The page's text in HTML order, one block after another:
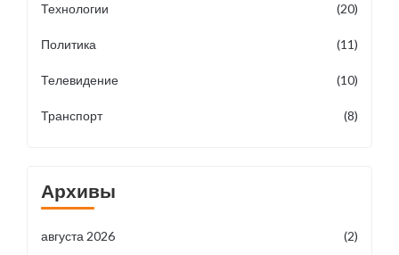
Технологии (20)
Политика (11)
Телевидение (10)
Транспорт (8)
Архивы
августа 2026 (2)